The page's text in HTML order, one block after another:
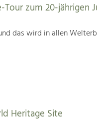
zum 20-jährigen
das wird in allen
Heritage Site